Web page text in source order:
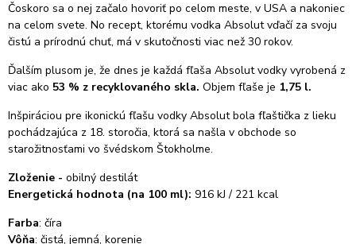
Čoskoro sa o nej začalo hovoriť po celom meste, v USA a nakoniec
na celom svete. No recept, ktorému vodka Absolut vďačí za svoju
čistú a prírodnú chuť, má v skutočnosti viac než 30 rokov.
Ďalším plusom je, že dnes je každá fľaša Absolut vodky vyrobená z
viac ako 53 % z recyklovaného skla. Objem fľaše je 1,75 l.
Inšpiráciou pre ikonickú fľašu vodky Absolut bola fľaštička z lieku
pochádzajúca z 18. storočia, ktorá sa našla v obchode so
starožitnosťami vo švédskom Štokholme.
Zloženie - obilný destilát
Energetická hodnota (na 100 ml): 916 kJ / 221 kcal
Farba: číra
Vôňa: čistá, jemná, korenie